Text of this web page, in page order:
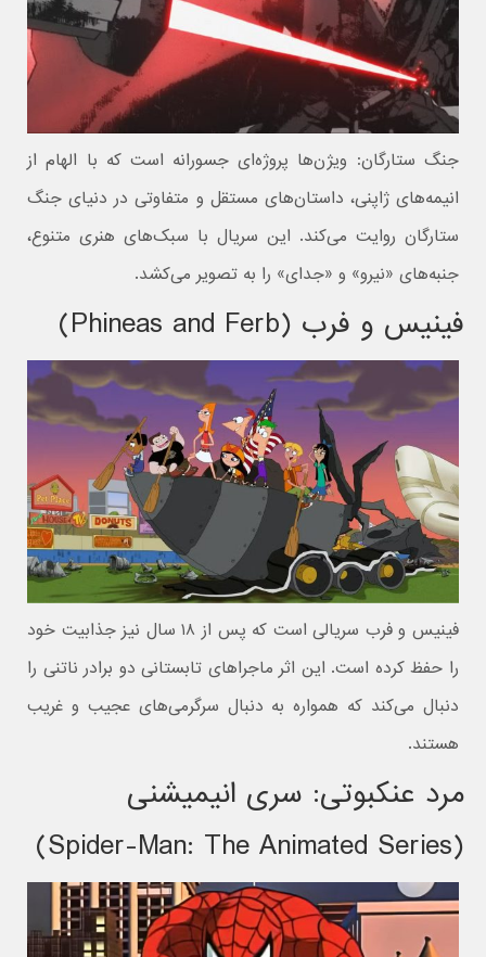
جنگ ستارگان: ویژن‌ها پروژه‌ای جسورانه است که با الهام از
انیمه‌های ژاپنی، داستان‌های مستقل و متفاوتی در دنیای جنگ
ستارگان روایت می‌کند. این سریال با سبک‌های هنری متنوع،
جنبه‌های «نیرو» و «جدای» را به تصویر می‌کشد.
فینیس و فرب (Phineas and Ferb)
فینیس و فرب سریالی است که پس از ۱۸ سال نیز جذابیت خود
را حفظ کرده است. این اثر ماجراهای تابستانی دو برادر ناتنی را
دنبال می‌کند که همواره به دنبال سرگرمی‌های عجیب و غریب
هستند.
مرد عنکبوتی: سری انیمیشنی
(Spider-Man: The Animated Series)